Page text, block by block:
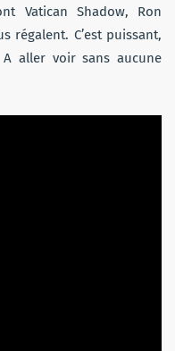
Vatican Shadow, Ron
régalent. C’est puissant,
A aller voir sans aucune